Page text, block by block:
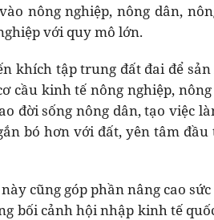
nông nghiệp, nông dân,
với quy mô lớn.
khích tập trung đất đai để
cầu kinh tế nông nghiệp,
đời sống nông dân, tạo việc
bó hơn với đất, yên tâm
cũng góp phần nâng cao
bối cảnh hội nhập kinh tế